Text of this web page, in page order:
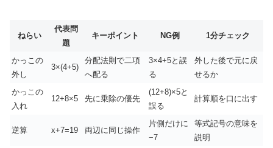
ねらい
代表問
題
キーポイント NG例 1分チェック
かっこの
外し
3×(4+5)
分配法則で二項
へ配る
3×4+5と誤
る
外した後で元に戻
せるか
かっこの
入れ
12+8×5 先に乗除の優先
(12+8)×5と
誤る
計算順を口に出す
逆算 x+7=19 両辺に同じ操作
片側だけに
−7
等式記号の意味を
説明